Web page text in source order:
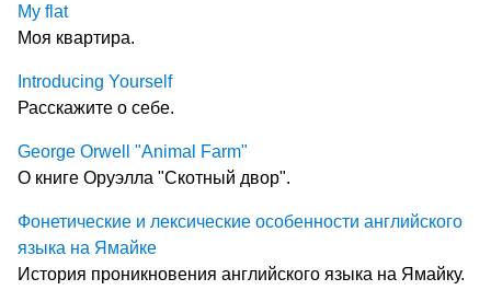
My flat
Моя квартира.
Introducing Yourself
Расскажите о себе.
George Orwell "Animal Farm"
О книге Оруэлла "Скотный двор".
Фонетические и лексические особенности английского
языка на Ямайке
История проникновения английского языка на Ямайку.